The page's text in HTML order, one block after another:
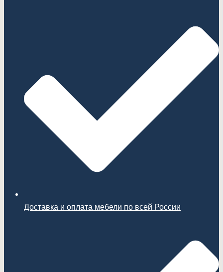
Доставка и оплата мебели по всей России